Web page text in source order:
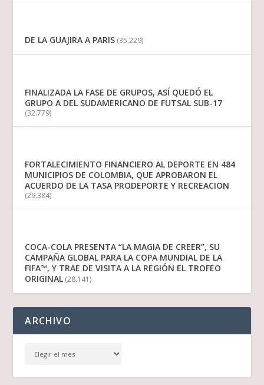
DE LA GUAJIRA A PARIS (35.229)
FINALIZADA LA FASE DE GRUPOS, ASÍ QUEDÓ EL
GRUPO A DEL SUDAMERICANO DE FUTSAL SUB-17
(32.779)
FORTALECIMIENTO FINANCIERO AL DEPORTE EN 484
MUNICIPIOS DE COLOMBIA, QUE APROBARON EL
ACUERDO DE LA TASA PRODEPORTE Y RECREACION
(29.384)
COCA-COLA PRESENTA “LA MAGIA DE CREER”, SU
CAMPAÑA GLOBAL PARA LA COPA MUNDIAL DE LA
FIFA™, Y TRAE DE VISITA A LA REGIÓN EL TROFEO
ORIGINAL (28.141)
ARCHIVO